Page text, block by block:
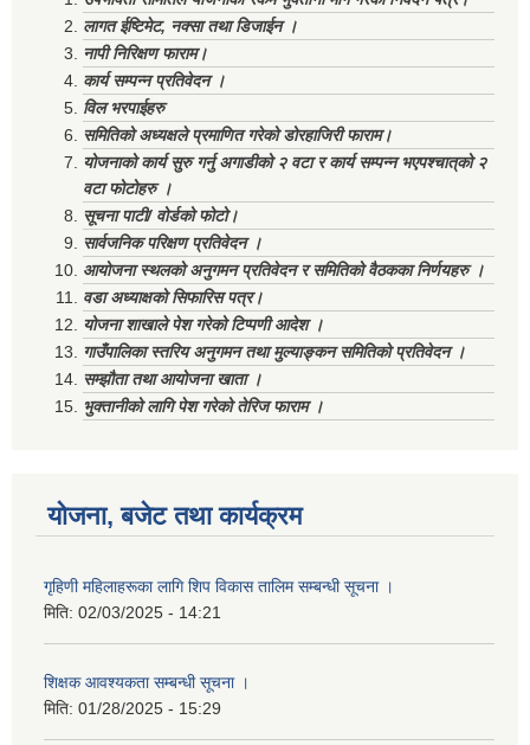
लागत ईष्टिमेट, नक्सा तथा डिजाईन ।
नापी निरिक्षण फाराम।
कार्य सम्पन्न प्रतिवेदन ।
विल भरपाईहरु
समितिको अध्यक्षले प्रमाणित गरेको डोरहाजिरी फाराम।
योजनाको कार्य सुरु गर्नु अगाडीको २ वटा र कार्य सम्पन्न भएपश्चात्‌को २
वटा फोटोहरु ।
सूचना पाटी/ वोर्डको फोटो।
सार्वजनिक परिक्षण प्रतिवेदन ।
आयोजना स्थलको अनुगमन प्रतिवेदन र समितिको वैठकका निर्णयहरु ।
वडा अध्याक्षको सिफारिस पत्र।
योजना शाखाले पेश गरेको टिप्पणी आदेश ।
गाउँपालिका स्तरिय अनुगमन तथा मुल्याङ्कन समितिको प्रतिवेदन ।
सम्झौता तथा आयोजना खाता ।
भुक्तानीको लागि पेश गरेको तेरिज फाराम ।
योजना, बजेट तथा कार्यक्रम
गृहिणी महिलाहरूका लागि शिप विकास तालिम सम्बन्धी सूचना ‌।
मिति: 02/03/2025 - 14:21
शिक्षक आवश्यकता सम्बन्धी सूचना ।
मिति: 01/28/2025 - 15:29